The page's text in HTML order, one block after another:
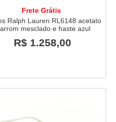
Frete Grátis
Ralph Lauren RL6148 acetato
mesclado e haste azul
R$ 1.258,00